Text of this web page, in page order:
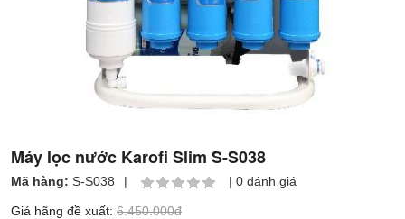
Máy lọc nước Karofi Slim S-S038
Mã hàng: S-S038 | | 0 đánh giá
Giá hãng đề xuất: 6.450.000đ